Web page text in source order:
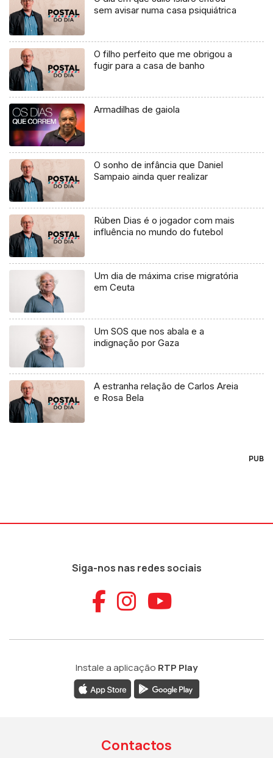
sem avisar numa casa psiquiátrica
O filho perfeito que me obrigou a
fugir para a casa de banho
Armadilhas de gaiola
O sonho de infância que Daniel
Sampaio ainda quer realizar
Rúben Dias é o jogador com mais
influência no mundo do futebol
Um dia de máxima crise migratória
em Ceuta
Um SOS que nos abala e a
indignação por Gaza
A estranha relação de Carlos Areia
e Rosa Bela
PUB
Siga-nos nas redes sociais
Aceder ao
Aceder ao
Aceder
Instale a aplicação RTP Play
Contactos